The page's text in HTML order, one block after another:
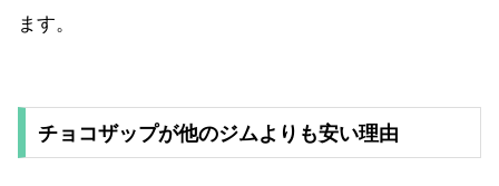
ます。
チョコザップが他のジムよりも安い理由